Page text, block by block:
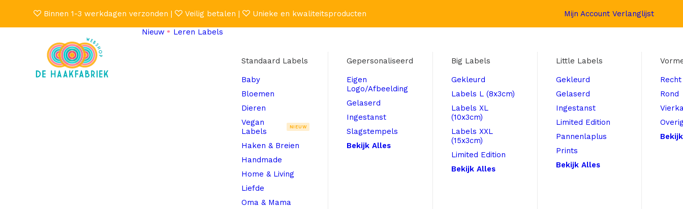
Binnen 1-3 werkdagen verzonden | Veilig betalen | Unieke en kwaliteitsproducten Mijn Account Verlanglijst
Nieuw
Leren Labels
Standaard Labels
Baby
Bloemen
Dieren
Vegan
Labels
NIEUW
Haken & Breien
Handmade
Home & Living
Liefde
Oma & Mama
Gepersonaliseerd
Eigen
Logo/Afbeelding
Gelaserd
Ingestanst
Slagstempels
Bekijk Alles
Big Labels
Gekleurd
Labels L (8x3cm)
Labels XL
(10x3cm)
Labels XXL
(15x3cm)
Limited Edition
Bekijk Alles
Little Labels
Gekleurd
Gelaserd
Ingestanst
Limited Edition
Pannenlaplus
Prints
Bekijk Alles
Recht
Rond